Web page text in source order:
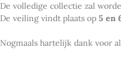
De volledige collectie zal
De veiling vindt plaats op 5 en
Nogmaals hartelijk dank voor